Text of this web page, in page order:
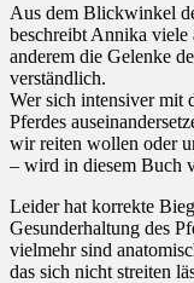
Aus dem Blickwinkel
beschreibt Annika viele
anderem die Gelenke
verständlich.
Wer sich intensiver mit
Pferdes
wir reiten wollen oder
– wird in diesem Buch
Leider hat korrekte
Gesunderhaltung des
vielmehr sind
das sich nicht streiten